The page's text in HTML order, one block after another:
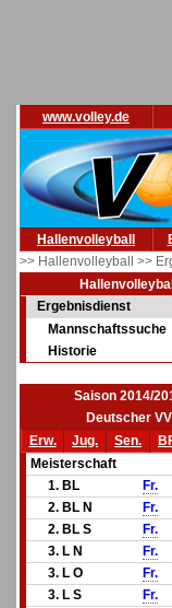
www.volley.de
Hallenvolleyball
>> Hallenvolleyball >>
Hallenvolleyball
Ergebnisdienst
Mannschaftssuche
Historie
Saison 2014/
Deutscher VV
Erw.
Jug. Sen.
Meisterschaft
1. BL
Fr.
2. BL N
Fr.
2. BL S
Fr.
3. L N
Fr.
3. L O
Fr.
3. L S
Fr.